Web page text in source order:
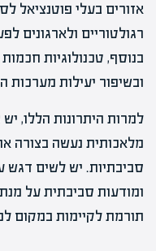
אזורים בעלי פוטנציאל
רגולטוריים ולארגונים
בנוסף, טכנולוגיות
ובשיפור יעילות מערכות
למרות היתרונות הללו,
מלאכותית נעשה בצורה
סביבתיות. יש לשים דגש
ומודעות סביבתית על
תורמת לקיימות במקום